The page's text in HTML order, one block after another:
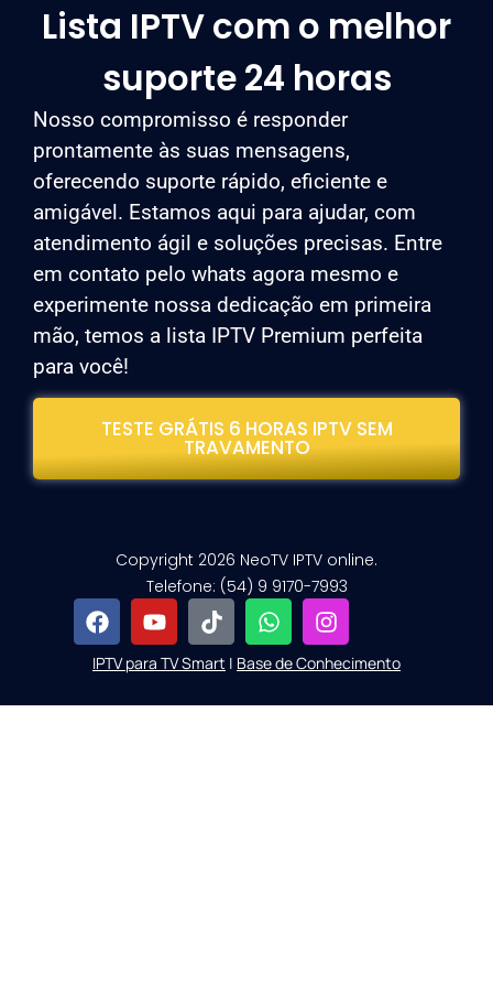
Lista IPTV com o melhor
suporte 24 horas
Nosso compromisso é responder
prontamente às suas mensagens,
oferecendo suporte rápido, eficiente e
amigável. Estamos aqui para ajudar, com
atendimento ágil e soluções precisas. Entre
em contato pelo whats agora mesmo e
experimente nossa dedicação em primeira
mão, temos a lista IPTV Premium perfeita
para você!
TESTE GRÁTIS 6 HORAS IPTV SEM
TRAVAMENTO
Copyright 2026 NeoTV IPTV online.
Telefone: (54) 9 9170-7993
IPTV para TV Smart | Base de Conhecimento